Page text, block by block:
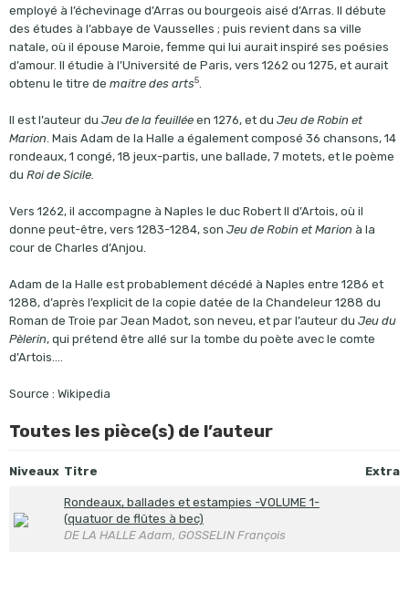
employé à l’échevinage d’Arras ou bourgeois aisé d’Arras . Il débute
des études à l’abbaye de Vausselles ; puis revient dans sa ville
natale, où il épouse Maroie, femme qui lui aurait inspiré ses poésies
d’amour. Il étudie à l’Université de Paris, vers 1262 ou 1275, et aurait
obtenu le titre de maitre des arts5.
Il est l’auteur du Jeu de la feuilléeen 1276, et du Jeu de Robin et
Marion . Mais Adam de la Halle a également composé 36 chansons, 14
rondeaux, 1 congé, 18 jeux-partis, une ballade, 7 motets, et le poème
du Roi de Sicile.
Vers 1262, il accompagne à Naples le duc Robert II d’Artois, où il
donne peut-être, vers 1283-1284, son Jeu de Robin et Marion à la
cour de Charles d’Anjou
Adam de la Halle est probablement décédé à Naples entre 1286 et
1288, d’après l’explicit de la copie datée de la Chandeleur 1288 du
Roman de Troie par Jean Madot, son neveu, et par l’auteur du Jeu du
Pèlerin, qui prétend être allé sur la tombe du poète avec le comte
d’Artois….
Source : Wikipedia
Toutes les pièce(s) de l’auteur
Niveaux Titre Extra
Rondeaux, ballades et estampies -VOLUME 1-
(quatuor de flûtes à bec)
DE LA HALLE Adam, GOSSELIN François